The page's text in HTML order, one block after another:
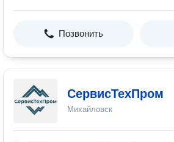
Позвонить
СервисТехПром
Михайловск